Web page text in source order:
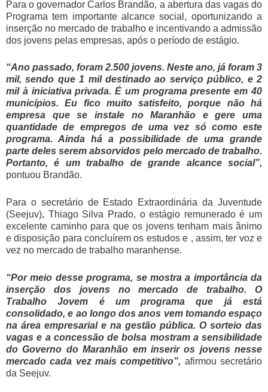
Para o governador Carlos Brandão, a abertura das vagas do
Programa tem importante alcance social, oportunizando a
inserção no mercado de trabalho e incentivando a admissão
dos jovens pelas empresas, após o período de estágio.
“Ano passado, foram 2.500 jovens. Neste ano, já foram 3
mil, sendo que 1 mil destinado ao serviço público, e 2
mil à iniciativa privada. É um programa presente em 40
municípios. Eu fico muito satisfeito, porque não há
empresa que se instale no Maranhão e gere uma
quantidade de empregos de uma vez só como este
programa. Ainda há a possibilidade de uma grande
parte deles serem absorvidos pelo mercado de trabalho.
Portanto, é um trabalho de grande alcance social”,
pontuou Brandão.
Para o secretário de Estado Extraordinária da Juventude
(Seejuv), Thiago Silva Prado, o estágio remunerado é um
excelente caminho para que os jovens tenham mais ânimo
e disposição para concluírem os estudos e , assim, ter voz e
vez no mercado de trabalho maranhense.
“Por meio desse programa, se mostra a importância da
inserção dos jovens no mercado de trabalho. O
Trabalho Jovem é um programa que já está
consolidado, e ao longo dos anos vem tomando espaço
na área empresarial e na gestão pública. O sorteio das
vagas e a concessão de bolsa mostram a sensibilidade
do Governo do Maranhão em inserir os jovens nesse
mercado cada vez mais competitivo”, afirmou secretário
da Seejuv.